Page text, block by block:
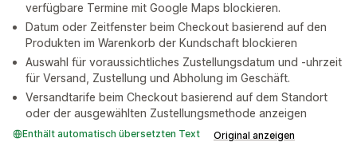
verfügbare Termine mit Google Maps blockieren.
Datum oder Zeitfenster beim Checkout basierend auf den
Produkten im Warenkorb der Kundschaft blockieren
Auswahl für voraussichtliches Zustellungsdatum und -uhrzeit
für Versand, Zustellung und Abholung im Geschäft.
Versandtarife beim Checkout basierend auf dem Standort
oder der ausgewählten Zustellungsmethode anzeigen
Enthält automatisch übersetzten Text Original anzeigen